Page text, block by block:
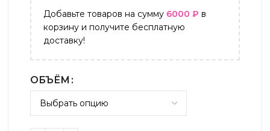
Добавьте товаров на сумму 6000 ₽ в
корзину и получите бесплатную
доставку!
ОБЪЁМ